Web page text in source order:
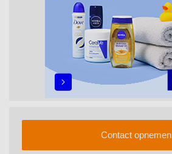
Contact opnemen